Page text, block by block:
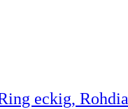
eckig,